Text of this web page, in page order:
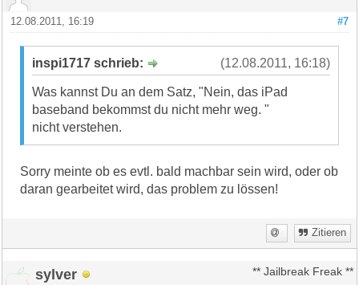
#7
12.08.2011, 16:19
(12.08.2011, 16:18)
inspi1717 schrieb:
Was kannst Du an dem Satz, "Nein, das iPad
baseband bekommst du nicht mehr weg. "
nicht verstehen.
Sorry meinte ob es evtl. bald machbar sein wird, oder ob
daran gearbeitet wird, das problem zu lössen!
Zitieren
sylver ** Jailbreak Freak **